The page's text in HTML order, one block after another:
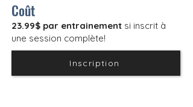
Coût
23.99$ par entrainement si inscrit à
une session complète!
Inscription